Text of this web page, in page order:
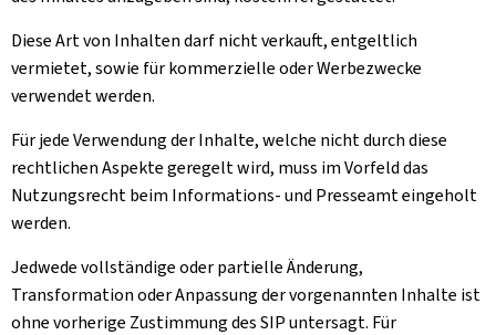
Diese Art von Inhalten darf nicht verkauft, entgeltlich
vermietet, sowie für kommerzielle oder Werbezwecke
verwendet werden.
Für jede Verwendung der Inhalte, welche nicht durch diese
rechtlichen Aspekte geregelt wird, muss im Vorfeld das
Nutzungsrecht beim Informations- und Presseamt eingeholt
werden.
Jedwede vollständige oder partielle Änderung,
Transformation oder Anpassung der vorgenannten Inhalte ist
ohne vorherige Zustimmung des SIP untersagt. Für